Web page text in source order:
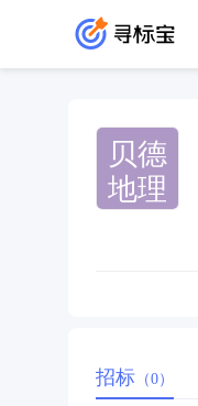
贝德
地理
招标 （0）